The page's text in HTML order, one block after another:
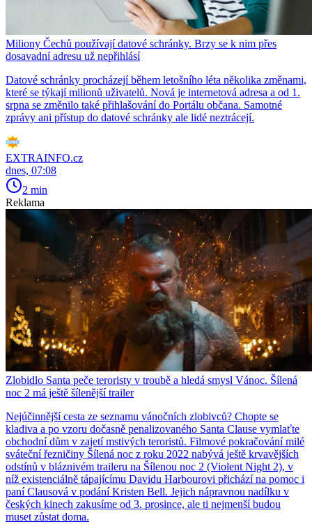
Miliony Čechů používají datové schránky. Brzy se k nim přes
dosavadní adresu už nepřihlásí
Datové schránky procházejí během letošního léta několika změnami,
které se týkají milionů uživatelů. Nová je internetová adresa a od 1.
srpna se změnilo také přihlašování do Portálu občana. Samotné
zprávy ani přístup do datové schránky ale lidé neztrácejí.
EXTRAINFO.cz
dnes, 07:08
2 min
Reklama
Zlobidlo Santa peče teroristy v troubě a hledá smysl Vánoc. Šílená
noc 2 má ještě šílenější trailer
Nejúčinnější cesta ze seznamu vánočních zlobivců? Chopte se
kladiva a po vzoru dočasně penalizovaného Santa Clause vymlaťte
obchodní dům v zajetí mstivých teroristů. Filmové pokračování milé
sváteční řezničiny Šílená noc z roku 2022 nabývá ještě krvavějších
odstínů v bláznivém traileru na Šílenou noc 2 (Violent Night 2), v
níž existenciálně tápajícímu Davidu Harbourovi přichází na pomoc i
paní Clausová v podání Kristen Bell. Jejich nápravnou nadílku v
českých kinech zakusíme od 3. prosince, ale ti nejmenší budou
muset zůstat doma.